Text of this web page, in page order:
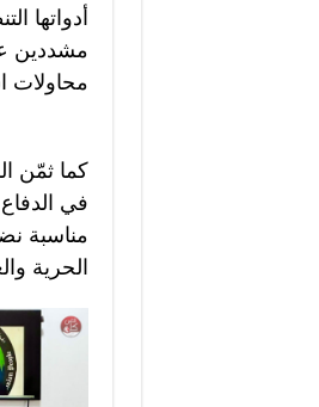
أدواتها
مشددين
محاولات
كما ثمّن
في
مناسبة
الحرية